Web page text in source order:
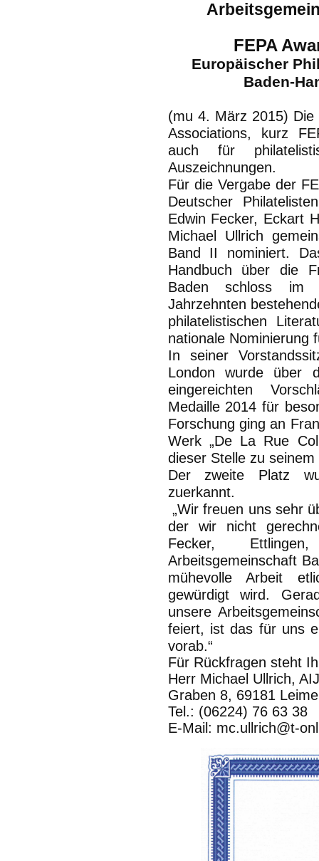
FEPA
Europäischer
Baden-
(mu 4. März 2015) Die
Associations, kurz
auch für
Auszeichnungen.
Für die Vergabe der
Deutscher
Edwin Fecker, Eckart
Michael Ullrich
Band II nominiert.
Handbuch über die
Baden schloss im
Jahrzehnten
philatelistischen
nationale Nominierung
In seiner
London wurde über
eingereichten
Medaille 2014 für
Forschung ging an
Werk „De La Rue
dieser Stelle zu
Der zweite Platz
zuerkannt.
„Wir freuen uns sehr
der wir nicht
Fecker,
Arbeitsgemeinschaft
mühevolle Arbeit
gewürdigt wird.
unsere
feiert, ist das für uns
vorab.“
Für Rückfragen steht
Herr Michael Ullrich,
Graben 8, 69181
Tel.: (06224) 76 63 38
E-Mail: mc.ullrich@t-